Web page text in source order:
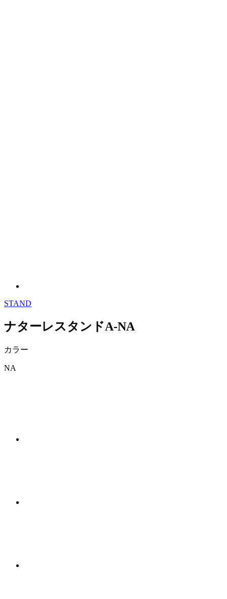
STAND
ナターレスタンドA-NA
カラー
NA